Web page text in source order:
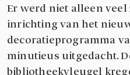
Er werd niet alleen veel
inrichting van het
decoratieprogramma
minutieus uitgedacht.
bibliotheekvleugel